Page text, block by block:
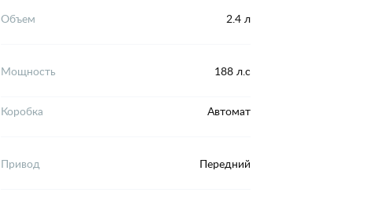
Объем 2.4 л
Мощность 188 л.с
Коробка Автомат
Привод Передний